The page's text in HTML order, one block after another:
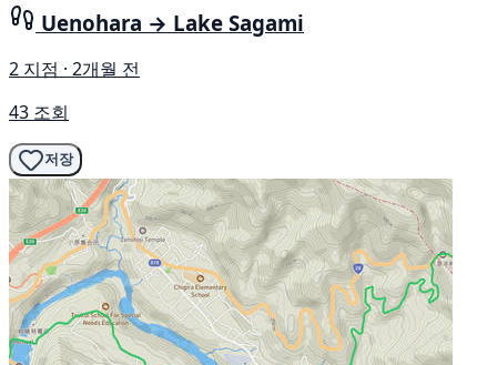
Uenohara → Lake Sagami
2 지점 · 2개월 전
43 조회
저장